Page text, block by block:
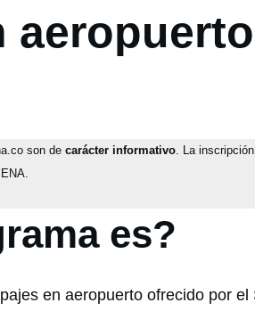
aeropuerto
son decarácter informativo. La
es?
en aeropuerto ofrecido por el